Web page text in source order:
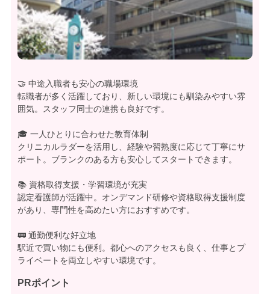
🤝 中途入職者も安心の職場環境
転職者が多く活躍しており、新しい環境にも馴染みやすい雰
囲気。スタッフ同士の連携も良好です。
🎓 一人ひとりに合わせた教育体制
クリニカルラダーを活用し、経験や習熟度に応じて丁寧にサ
ポート。ブランクのある方も安心してスタートできます。
📚 資格取得支援・学習環境が充実
認定看護師が活躍中。オンデマンド研修や資格取得支援制度
があり、専門性を高めたい方におすすめです。
🚃 通勤便利な好立地
駅近で買い物にも便利。都心へのアクセスも良く、仕事とプ
ライベートを両立しやすい環境です。
PRポイント